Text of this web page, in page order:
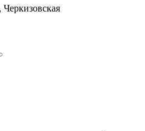
Черкизовская